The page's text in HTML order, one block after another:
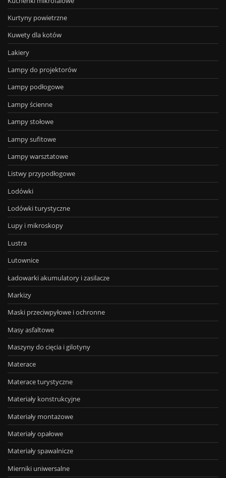
Kurtyny powietrzne
Kuwety dla kotów
Lakiery
Lampy do projektorów
Lampy podłogowe
Lampy ścienne
Lampy stołowe
Lampy sufitowe
Lampy warsztatowe
Listwy przypodłogowe
Lodówki
Lodówki turystyczne
Lupy i mikroskopy
Lustra
Lutownice
Ładowarki akumulatory i zasilacze
Markizy
Maski przeciwpyłowe i ochronne
Masy asfaltowe
Maszyny do cięcia i gilotyny
Materace
Materace turystyczne
Materiały konstrukcyjne
Materiały montażowe
Materiały opałowe
Materiały spawalnicze
Mierniki uniwersalne